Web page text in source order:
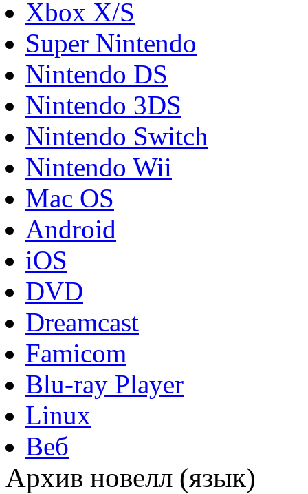
Xbox X/S
Super Nintendo
Nintendo DS
Nintendo 3DS
Nintendo Switch
Nintendo Wii
Mac OS
Android
iOS
DVD
Dreamcast
Famicom
Blu-ray Player
Linux
Веб
Архив новелл (язык)